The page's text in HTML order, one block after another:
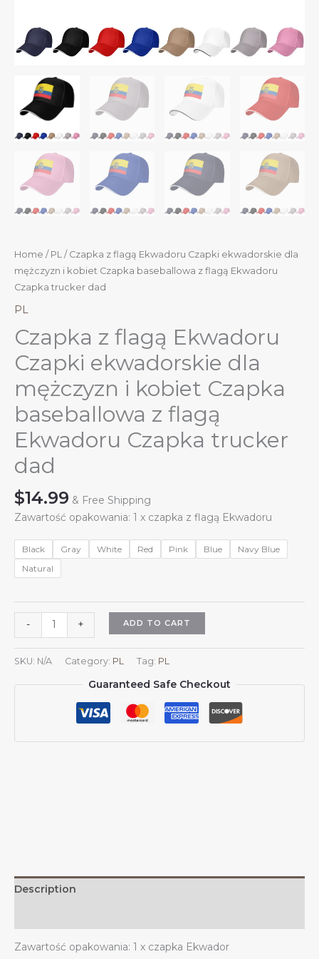
Home / PL / Czapka z flagą Ekwadoru Czapki ekwadorskie dla
mężczyzn i kobiet Czapka baseballowa z flagą Ekwadoru
Czapka trucker dad
PL
Czapka z flagą Ekwadoru
Czapki ekwadorskie dla
mężczyzn i kobiet Czapka
baseballowa z flagą
Ekwadoru Czapka trucker
dad
$14.99 & Free Shipping
Zawartość opakowania: 1 x czapka z flagą Ekwadoru
Black Gray White Red Pink Blue
Navy Blue
Natural
-
z
flagą
Ekwadoru
Czapki
trucker
+ ADD TO CART
SKU: N/A Category: PL Tag: PL
Guaranteed Safe Checkout
Description
Zawartość opakowania: 1 x czapka Ekwador